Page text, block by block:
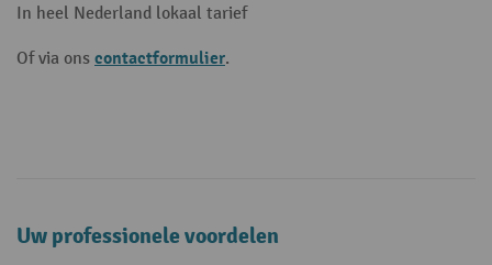
In heel Nederland lokaal tarief
Of via ons contactformulier.
Uw professionele voordelen